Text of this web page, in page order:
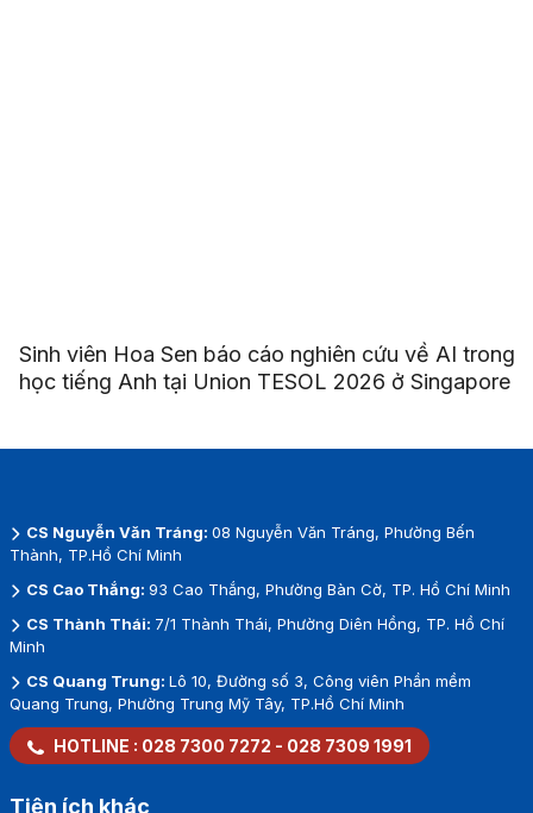
Sinh viên Hoa Sen báo cáo nghiên cứu về AI trong
học tiếng Anh tại Union TESOL 2026 ở Singapore
CS Nguyễn Văn Tráng: 08 Nguyễn Văn Tráng, Phường Bến
Thành, TP.Hồ Chí Minh
CS Cao Thắng: 93 Cao Thắng, Phường Bàn Cờ, TP. Hồ Chí Minh
CS Thành Thái: 7/1 Thành Thái, Phường Diên Hồng, TP. Hồ Chí
Minh
CS Quang Trung: Lô 10, Đường số 3, Công viên Phần mềm
Quang Trung, Phường Trung Mỹ Tây, TP.Hồ Chí Minh
HOTLINE : 028 7300 7272 - 028 7309 1991
Tiện ích khác